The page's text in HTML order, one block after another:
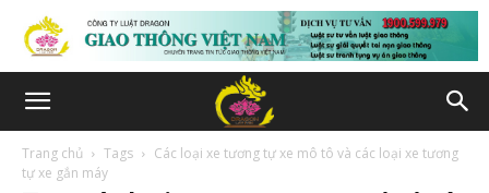
Trang chủ Tags
Các loại xe tương tự xe mô tô và các loại xe tương
tự xe gắn máy